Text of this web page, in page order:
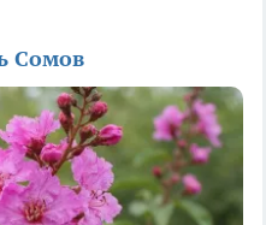
Сомов